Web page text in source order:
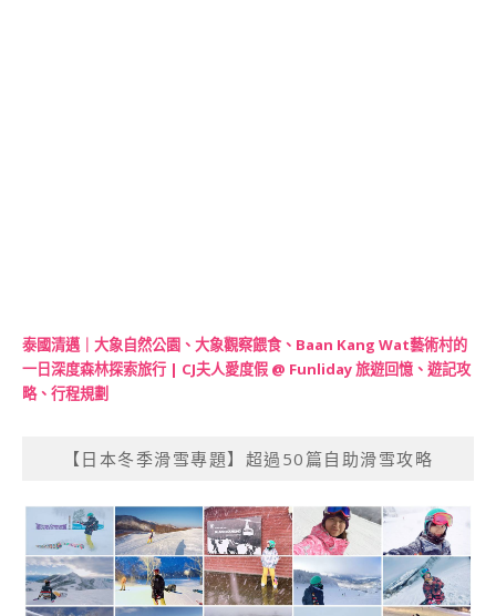
泰國清邁｜大象自然公園、大象觀察餵食、Baan Kang Wat藝術村的
一日深度森林探索旅行 | CJ夫人愛度假 @ Funliday 旅遊回憶、遊記攻
略、行程規劃
【日本冬季滑雪專題】超過50篇自助滑雪攻略